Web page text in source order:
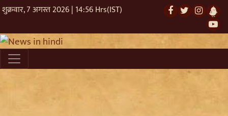
शुक्रवार, 7 अगस्त 2026 | 14:56 Hrs(IST)